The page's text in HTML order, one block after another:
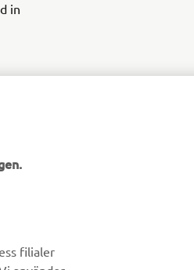
in
och mycket mer
filialer